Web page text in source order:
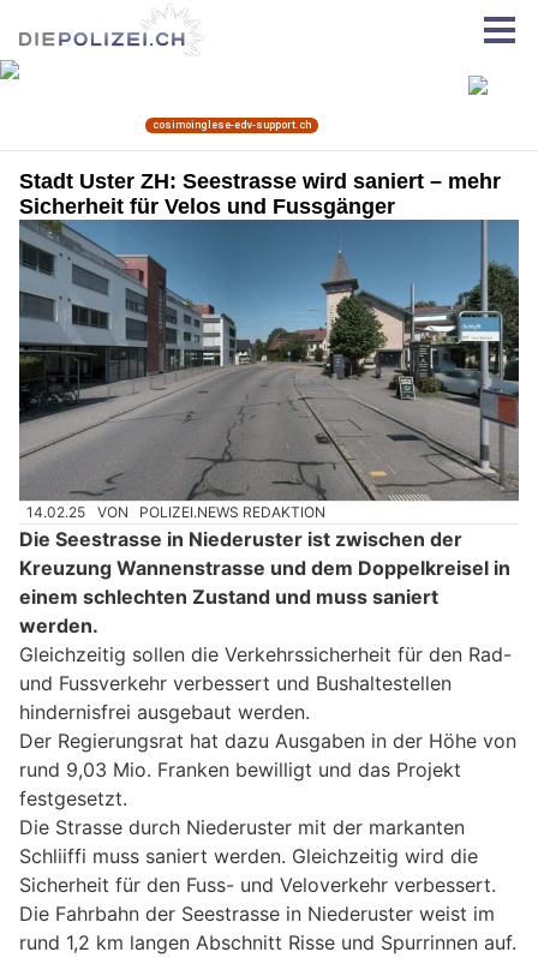
Stadt Uster ZH: Seestrasse wird saniert – mehr
Sicherheit für Velos und Fussgänger
14.02.25 VON POLIZEI.NEWS REDAKTION
Die Seestrasse in Niederuster ist zwischen der
Kreuzung Wannenstrasse und dem Doppelkreisel in
einem schlechten Zustand und muss saniert
werden.
Gleichzeitig sollen die Verkehrssicherheit für den Rad-
und Fussverkehr verbessert und Bushaltestellen
hindernisfrei ausgebaut werden.
Der Regierungsrat hat dazu Ausgaben in der Höhe von
rund 9,03 Mio. Franken bewilligt und das Projekt
festgesetzt.
Die Strasse durch Niederuster mit der markanten
Schliiffi muss saniert werden. Gleichzeitig wird die
Sicherheit für den Fuss- und Veloverkehr verbessert.
Die Fahrbahn der Seestrasse in Niederuster weist im
rund 1,2 km langen Abschnitt Risse und Spurrinnen auf.